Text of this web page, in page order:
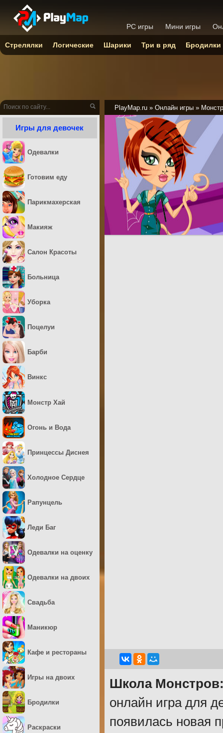
PlayMap.ru » Онлайн игры »
Школа
онлайн игра для
появилась новая
Игры для девочек
Одевалки
Готовим еду
Парикмахерская
Макияж
Салон Красоты
Больница
Уборка
Поцелуи
Барби
Винкс
Монстр Хай
Огонь и Вода
Принцессы Диснея
Холодное Сердце
Рапунцель
Леди Баг
Одевалки на оценку
Одевалки на двоих
Свадьба
Маникюр
Кафе и рестораны
Игры на двоих
Бродилки
Раскраски
PC игры Мини игры
Стрелялки Логические Шарики Три в ряд Бродилки